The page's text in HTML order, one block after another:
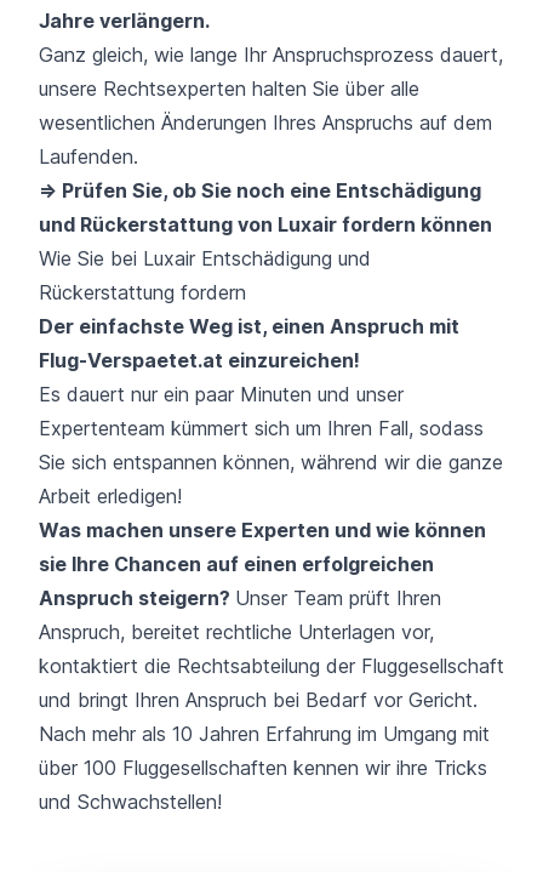
Jahre verlängern.
Ganz gleich, wie lange Ihr Anspruchsprozess dauert,
unsere Rechtsexperten halten Sie über alle
wesentlichen Änderungen Ihres Anspruchs auf dem
Laufenden.
=> Prüfen Sie, ob Sie noch eine Entschädigung
und Rückerstattung von Luxair fordern können
Wie Sie bei Luxair Entschädigung und
Rückerstattung fordern
Der einfachste Weg ist, einen Anspruch mit
Flug-Verspaetet.at einzureichen!
Es dauert nur ein paar Minuten und unser
Expertenteam kümmert sich um Ihren Fall, sodass
Sie sich entspannen können, während wir die ganze
Arbeit erledigen!
Was machen unsere Experten und wie können
sie Ihre Chancen auf einen erfolgreichen
Anspruch steigern? Unser Team prüft Ihren
Anspruch, bereitet rechtliche Unterlagen vor,
kontaktiert die Rechtsabteilung der Fluggesellschaft
und bringt Ihren Anspruch bei Bedarf vor Gericht.
Nach mehr als 10 Jahren Erfahrung im Umgang mit
über 100 Fluggesellschaften kennen wir ihre Tricks
und Schwachstellen!